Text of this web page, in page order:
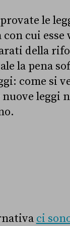
le
cui esse
della
la pena
come si
leggi
ci